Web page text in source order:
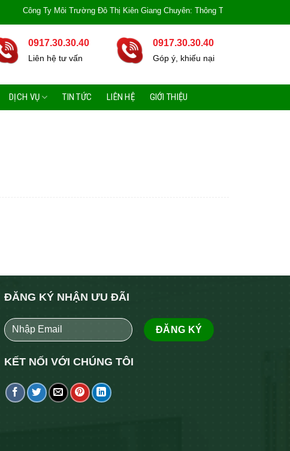
Công Ty Môi Trường Đô Thị Kiên Giang Chuyên: Thông Tắc Bồn Cầu, Tắc
0917.30.30.40
Liên hệ tư vấn
0917.30.30.40
Góp ý, khiếu nại
DỊCH VỤ TIN TỨC LIÊN HỆ GIỚI THIỆU
ĐĂNG KÝ NHẬN ƯU ĐÃI
KẾT NỐI VỚI CHÚNG TÔI